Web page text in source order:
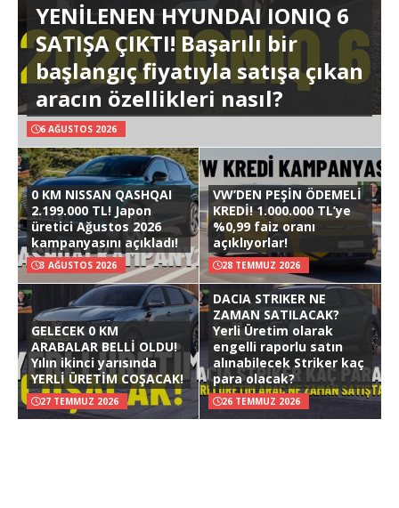
YENİLENEN HYUNDAI IONIQ 6
SATIŞA ÇIKTI! Başarılı bir
başlangıç fiyatıyla satışa çıkan
aracın özellikleri nasıl?
6 AĞUSTOS 2026
0 KM NISSAN QASHQAI
2.199.000 TL! Japon
üretici Ağustos 2026
kampanyasını açıkladı!
3 AĞUSTOS 2026
VW’DEN PEŞİN ÖDEMELİ
KREDİ! 1.000.000 TL’ye
%0,99 faiz oranı
açıklıyorlar!
28 TEMMUZ 2026
GELECEK 0 KM
ARABALAR BELLİ OLDU!
Yılın ikinci yarısında
YERLİ ÜRETİM COŞACAK!
27 TEMMUZ 2026
DACIA STRIKER NE
ZAMAN SATILACAK?
Yerli Üretim olarak
engelli raporlu satın
alınabilecek Striker kaç
para olacak?
26 TEMMUZ 2026